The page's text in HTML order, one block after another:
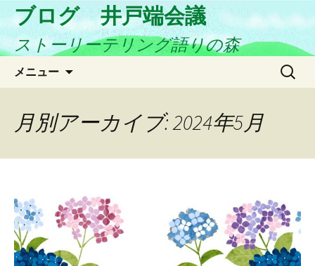
ブログ 井戸端会議
ストーリーテリング語りの森
メニュー
ン
ッ
プ
検
月別アーカイブ: 2024年5月